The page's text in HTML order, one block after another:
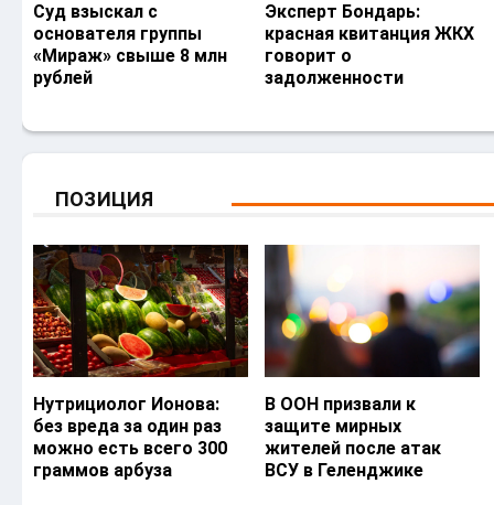
Суд взыскал с
основателя группы
«Мираж» свыше 8 млн
рублей
Эксперт Бондарь:
красная квитанция ЖКХ
говорит о
задолженности
ПОЗИЦИЯ
Нутрициолог Ионова:
без вреда за один раз
можно есть всего 300
граммов арбуза
В ООН призвали к
защите мирных
жителей после атак
ВСУ в Геленджике